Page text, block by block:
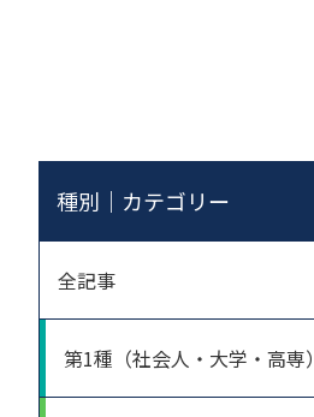
種別｜カテゴリー
全記事
第1種（社会人・大学・高専）